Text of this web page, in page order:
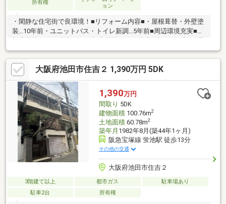
所有権
ョン
・閑静な住宅街で良環境！■リフォーム内容■・屋根葺替・外壁塗
装…10年前・ユニットバス・トイレ新調…5年前■周辺環境充実■石
口堂・・・・徒歩5分■イズミヤ池田旭丘店・・・徒歩9分◇ と
りあえず見てみたいなどでも直接現地にて待合せ 見学可能で
す！【フリーダイヤル 0120-306-922】◇ ご来店時、公共交通
機関ご利用のお考えのお客様は 営業スタッフがご自宅までの
送迎も可能です。
大阪府池田市住吉２ 1,390万円 5DK
1,390万円
間取り 5DK
建物面積100.76m2
土地面積60.78m2
築年月 1982年8月(築44年1ヶ月)
阪急宝塚線 蛍池駅 徒歩13分
その他の交通
大阪府池田市住吉２
3階建て以上 都市ガス
駐車場あり
駐車2台
所有権